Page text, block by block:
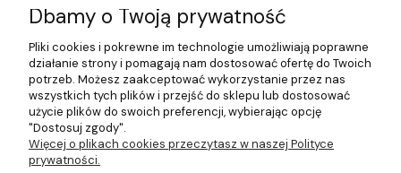
Płatności i dostawa
Pomoc
Moje konto
Dbamy o Twoją prywatność
Pliki cookies i pokrewne im technologie umożliwiają poprawne
działanie strony i pomagają nam dostosować ofertę do Twoich
potrzeb. Możesz zaakceptować wykorzystanie przez nas
wszystkich tych plików i przejść do sklepu lub dostosować
użycie plików do swoich preferencji, wybierając opcję
"Dostosuj zgody".
Więcej o plikach cookies przeczytasz w naszej Polityce
prywatności.